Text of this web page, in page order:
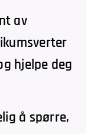
av
hjelpe deg
å spørre,